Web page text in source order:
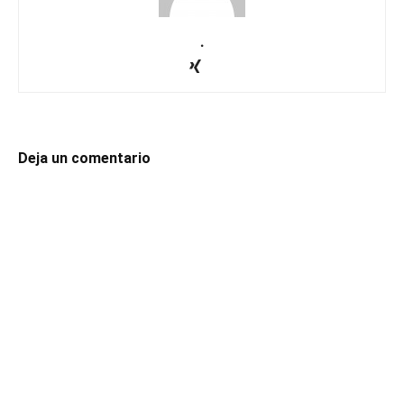
.
Deja un comentario